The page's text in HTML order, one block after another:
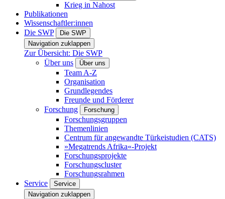
Krieg in Nahost
Publikationen
Wissenschaftler:innen
Die SWP
Die SWP
Navigation zuklappen
Zur Übersicht: Die SWP
Über uns
Über uns
Team A-Z
Organisation
Grundlegendes
Freunde und Förderer
Forschung
Forschung
Forschungsgruppen
Themenlinien
Centrum für angewandte Türkeistudien (CATS)
»Megatrends Afrika«-Projekt
Forschungsprojekte
Forschungscluster
Forschungsrahmen
Service
Service
Navigation zuklappen